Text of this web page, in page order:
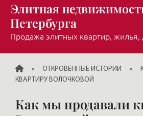
Элитная
Петербурга
Продажа элитных квартир, жилья,
ГЛАВНАЯОТКРОВЕННЫЕ ИСТОРИИ
КВАРТИРУ ВОЛОЧКОВОЙ
Как мы продавали